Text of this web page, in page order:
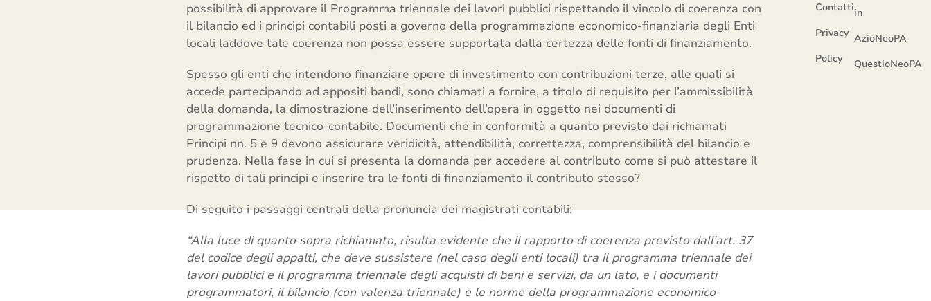
possibilità di approvare il Programma triennale dei lavori pubblici rispettando il vincolo di coerenza con
il bilancio ed i principi contabili posti a governo della programmazione economico-finanziaria degli Enti
locali laddove tale coerenza non possa essere supportata dalla certezza delle fonti di finanziamento.
Spesso gli enti che intendono finanziare opere di investimento con contribuzioni terze, alle quali si
accede partecipando ad appositi bandi, sono chiamati a fornire, a titolo di requisito per l’ammissibilità
della domanda, la dimostrazione dell’inserimento dell’opera in oggetto nei documenti di
programmazione tecnico-contabile. Documenti che in conformità a quanto previsto dai richiamati
Principi nn. 5 e 9 devono assicurare veridicità, attendibilità, correttezza, comprensibilità del bilancio e
prudenza. Nella fase in cui si presenta la domanda per accedere al contributo come si può attestare il
rispetto di tali principi e inserire tra le fonti di finanziamento il contributo stesso?
Di seguito i passaggi centrali della pronuncia dei magistrati contabili:
“Alla luce di quanto sopra richiamato, risulta evidente che il rapporto di coerenza previsto dall’art. 37
del codice degli appalti, che deve sussistere (nel caso degli enti locali) tra il programma triennale dei
lavori pubblici e il programma triennale degli acquisti di beni e servizi, da un lato, e i documenti
programmatori, il bilancio (con valenza triennale) e le norme della programmazione economico-
Contatti
Privacy
Policy
in
AzioNeoPA
QuestioNeoPA